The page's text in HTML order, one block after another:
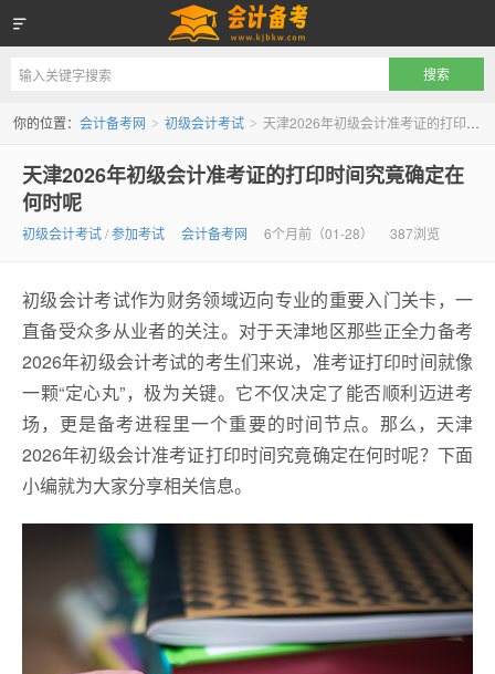
会计备考网
你的位置： 会计备考网 > 初级会计考试 > 天津2026年初级会计准考证的打印时间究竟确定在何时呢
天津2026年初级会计准考证的打印时间究竟确定在
何时呢
初级会计考试/参加考试 会计备考网 6个月前（01-28） 387浏览
初级会计考试作为财务领域迈向专业的重要入门关卡，一
直备受众多从业者的关注。对于天津地区那些正全力备考
2026年初级会计考试的考生们来说，准考证打印时间就像
一颗“定心丸”，极为关键。它不仅决定了能否顺利迈进考
场，更是备考进程里一个重要的时间节点。那么，天津
2026年初级会计准考证打印时间究竟确定在何时呢？下面
小编就为大家分享相关信息。